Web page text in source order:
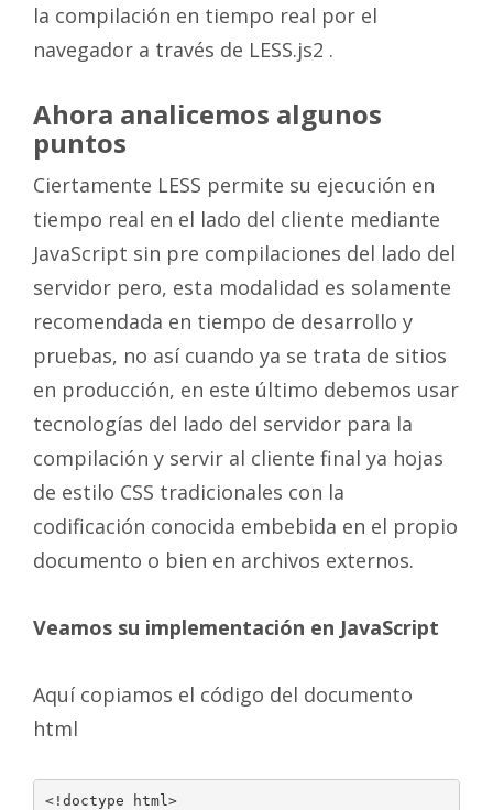
la compilación en tiempo real por el
navegador a través de LESS.js2 .
Ahora analicemos algunos
puntos
Ciertamente LESS permite su ejecución en
tiempo real en el lado del cliente mediante
JavaScript sin pre compilaciones del lado del
servidor pero, esta modalidad es solamente
recomendada en tiempo de desarrollo y
pruebas, no así cuando ya se trata de sitios
en producción, en este último debemos usar
tecnologías del lado del servidor para la
compilación y servir al cliente final ya hojas
de estilo CSS tradicionales con la
codificación conocida embebida en el propio
documento o bien en archivos externos.
Veamos su implementación en JavaScript
Aquí copiamos el código del documento
html
<!doctype html>